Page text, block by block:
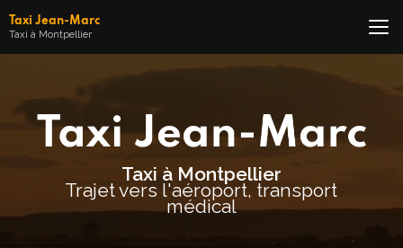
au
contenu
Taxi Jean-Marc
Taxi à Montpellier
Taxi à Montpellier
Trajet vers l'aéroport, transport
médical